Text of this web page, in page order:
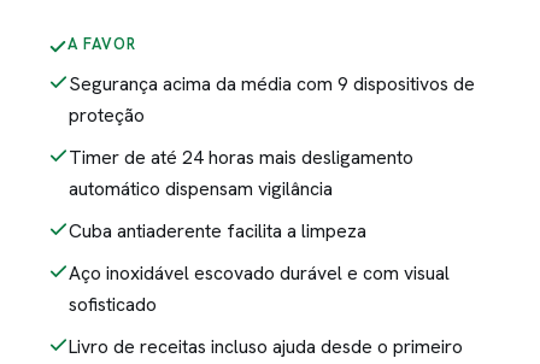
A FAVOR
Segurança acima da média com 9 dispositivos de
proteção
Timer de até 24 horas mais desligamento
automático dispensam vigilância
Cuba antiaderente facilita a limpeza
Aço inoxidável escovado durável e com visual
sofisticado
Livro de receitas incluso ajuda desde o primeiro